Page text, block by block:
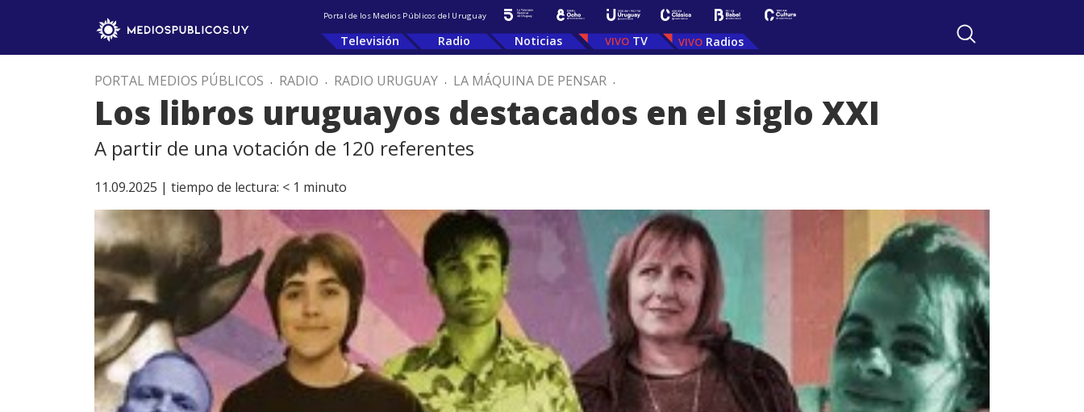
Portal de los Medios Públicos del Uruguay
Televisión Radio Noticias TV Radios
PORTAL MEDIOS PÚBLICOS . RADIO . RADIO URUGUAY . LA MÁQUINA DE PENSAR .
Los libros uruguayos destacados en el siglo XXI
A partir de una votación de 120 referentes
11.09.2025 | tiempo de lectura: < 1 minuto